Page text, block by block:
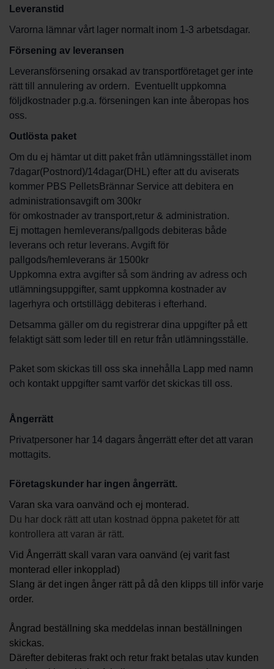
Leveranstid
Varorna lämnar vårt lager normalt inom 1-3 arbetsdagar.
Försening av leveransen
Leveransförsening orsakad av transportföretaget ger inte
rätt till annulering av ordern. Eventuellt uppkomna
följdkostnader p.g.a. förseningen kan inte åberopas hos
oss.
Outlösta paket
Om du ej hämtar ut ditt paket från utlämningsstället inom
7dagar(Postnord)/14dagar(DHL) efter att du aviserats
kommer PBS PelletsBrännar Service att debitera en
administrationsavgift om 300kr
för omkostnader av transport,retur & administration.
Ej mottagen hemleverans/pallgods debiteras både
leverans och retur leverans. Avgift för
pallgods/hemleverans är 1500kr
Uppkomna extra avgifter så som ändring av adress och
utlämningsuppgifter, samt uppkomna kostnader av
lagerhyra och ortstillägg debiteras i efterhand.
Detsamma gäller om du registrerar dina uppgifter på ett
felaktigt sätt som leder till en retur från utlämningsställe.
Paket som skickas till oss ska innehålla Lapp med namn
och kontakt uppgifter samt varför det skickas till oss.
Ångerrätt
Privatpersoner har 14 dagars ångerrätt efter det att varan
mottagits.
Företagskunder har ingen ångerrätt.
Varan ska vara oanvänd och ej monterad.
Du har dock rätt att utan kostnad öppna paketet för att
kontrollera att varan är rätt.
Vid Ångerrätt skall varan vara oanvänd (ej varit fast
monterad eller inkopplad)
Slang är det ingen ånger rätt på då den klipps till inför varje
order.
Ångrad beställning ska meddelas innan beställningen
skickas.
Därefter debiteras frakt och retur frakt betalas utav kunden